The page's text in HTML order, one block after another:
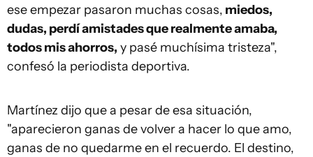
ese empezar pasaron muchas cosas, miedos,
dudas, perdí amistades que realmente amaba,
todos mis ahorros, y pasé muchísima tristeza",
confesó la periodista deportiva.
Martínez dijo que a pesar de esa situación,
"aparecieron ganas de volver a hacer lo que amo,
ganas de no quedarme en el recuerdo. El destino,